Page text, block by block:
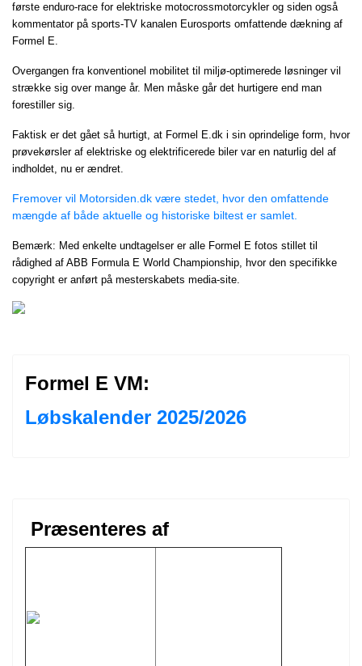
første enduro-race for elektriske motocrossmotorcykler og siden også
kommentator på sports-TV kanalen Eurosports omfattende dækning af
Formel E.
Overgangen fra konventionel mobilitet til miljø-optimerede løsninger vil
strække sig over mange år. Men måske går det hurtigere end man
forestiller sig.
Faktisk er det gået så hurtigt, at Formel E.dk i sin oprindelige form, hvor
prøvekørsler af elektriske og elektrificerede biler var en naturlig del af
indholdet, nu er ændret.
Fremover vil Motorsiden.dk være stedet, hvor den omfattende
mængde af både aktuelle og historiske biltest er samlet.
Bemærk: Med enkelte undtagelser er alle Formel E fotos stillet til
rådighed af ABB Formula E World Championship, hvor den specifikke
copyright er anført på mesterskabets media-site.
Formel E VM:
Løbskalender 2025/2026
Præsenteres af